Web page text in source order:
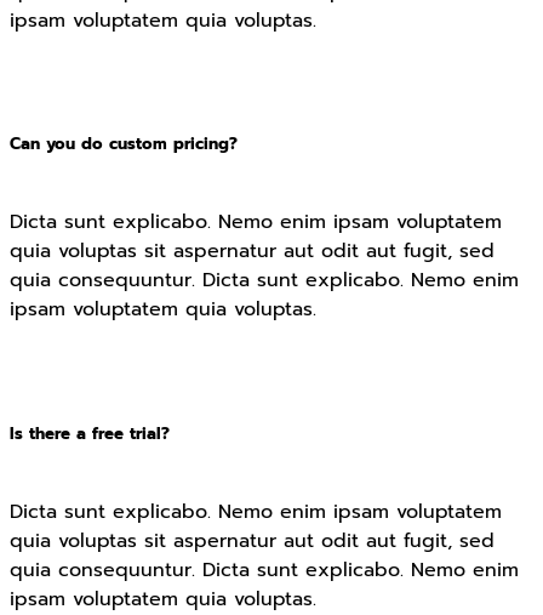
ipsam voluptatem quia voluptas.
Can you do custom pricing?
Dicta sunt explicabo. Nemo enim ipsam voluptatem
quia voluptas sit aspernatur aut odit aut fugit, sed
quia consequuntur. Dicta sunt explicabo. Nemo enim
ipsam voluptatem quia voluptas.
Is there a free trial?
Dicta sunt explicabo. Nemo enim ipsam voluptatem
quia voluptas sit aspernatur aut odit aut fugit, sed
quia consequuntur. Dicta sunt explicabo. Nemo enim
ipsam voluptatem quia voluptas.